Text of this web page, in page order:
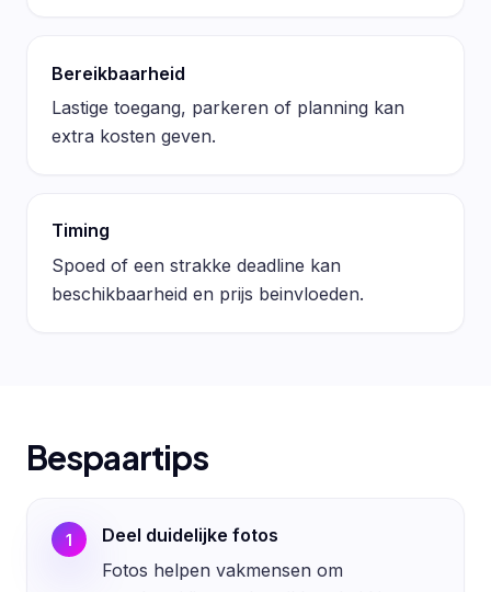
Bereikbaarheid
Lastige toegang, parkeren of planning kan
extra kosten geven.
Timing
Spoed of een strakke deadline kan
beschikbaarheid en prijs beinvloeden.
Bespaartips
1
Deel duidelijke fotos
Fotos helpen vakmensen om